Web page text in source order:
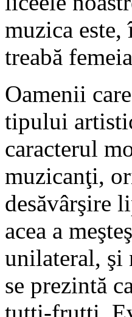
muzica
treabă
Oamenii
tipului
caracterul
muzicanţi,
desăvârşire
acea a
unilateral, şi
se prezintă